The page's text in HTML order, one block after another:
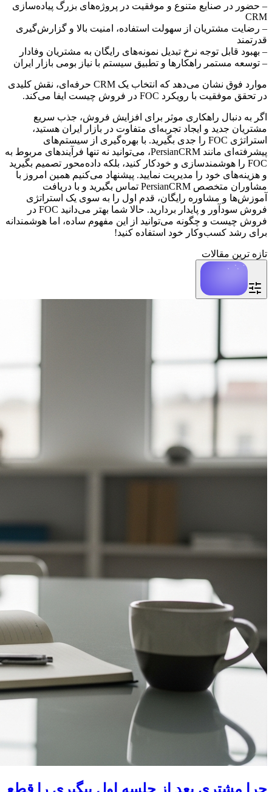
– حضور در صنایع متنوع و موفقیت در پروژه‌های بزرگ پیاده‌سازی
CRM
– رضایت مشتریان از سهولت استفاده، امنیت بالا و گزارش‌گیری
قدرتمند
– بهبود قابل توجه نرخ تبدیل نمونه‌های رایگان به مشتریان وفادار
– توسعه مستمر راهکارها و تطبیق سیستم با نیاز بومی بازار ایران
موارد فوق نشان می‌دهد که انتخاب یک CRM حرفه‌ای، نقش کلیدی
در تحقق موفقیت با رویکرد FOC در فروش چیست ایفا می‌کند.
اگر به دنبال راهکاری موثر برای افزایش فروش، جذب سریع
مشتریان جدید و ایجاد تجربه‌ای متفاوت در بازار ایران هستید،
استراتژی FOC را جدی بگیرید. با بهره‌گیری از سیستم‌های
پیشرفته‌ای مانند PersianCRM، می‌توانید نه تنها فرآیندهای مربوط به
FOC را هوشمندسازی و خودکار کنید، بلکه داده‌محور تصمیم بگیرید
و هزینه‌های خود را مدیریت نمایید. پیشنهاد می‌کنیم همین امروز با
مشاوران متخصص PersianCRM تماس بگیرید و با دریافت
آموزش‌ها و مشاوره رایگان، قدم اول را به سوی یک استراتژی
فروش سودآور و پایدار بردارید. حالا شما بهتر می‌دانید FOC در
فروش چیست و چگونه می‌توانید از این مفهوم ساده، اما هوشمندانه
برای رشد کسب‌وکار خود استفاده کنید!
تازه ترین مقالات